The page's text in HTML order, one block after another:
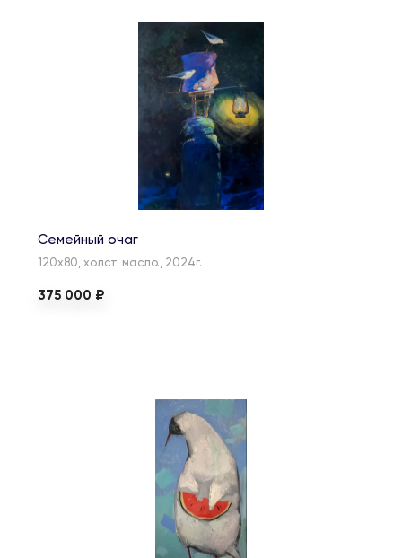
Семейный очаг
120х80, холст. масло., 2024г.
375 000 ₽